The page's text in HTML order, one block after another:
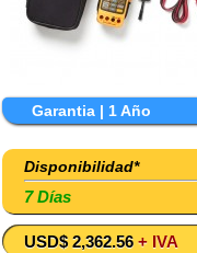
Garantia | 1 Año
Disponibilidad*
7 Días
USD$ 2,362.56 + IVA